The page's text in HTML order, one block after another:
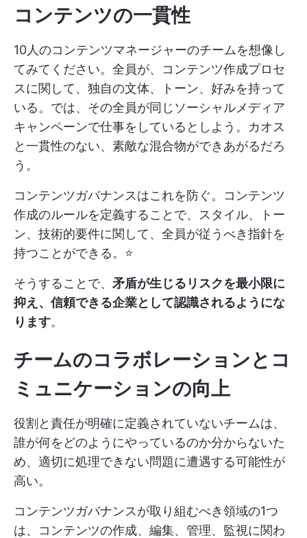
コンテンツの一貫性
10人のコンテンツマネージャーのチームを想像し
てみてください。全員が、コンテンツ作成プロセ
スに関して、独自の文体、トーン、好みを持って
いる。では、その全員が同じソーシャルメディア
キャンペーンで仕事をしているとしよう。カオス
と一貫性のない、素敵な混合物ができあがるだろ
う。
コンテンツガバナンスはこれを防ぐ。コンテンツ
作成のルールを定義することで、スタイル、トー
ン、技術的要件に関して、全員が従うべき指針を
持つことができる。⭐
そうすることで、 矛盾が生じるリスクを最小限に
抑え、信頼できる企業として認識されるようにな
ります。
チームのコラボレーションとコ
ミュニケーションの向上
役割と責任が明確に定義されていないチームは、
誰が何をどのようにやっているのか分からないた
め、適切に処理できない問題に遭遇する可能性が
高い。
コンテンツガバナンスが取り組むべき領域の1つ
は、コンテンツの作成、編集、管理、監視に関わ